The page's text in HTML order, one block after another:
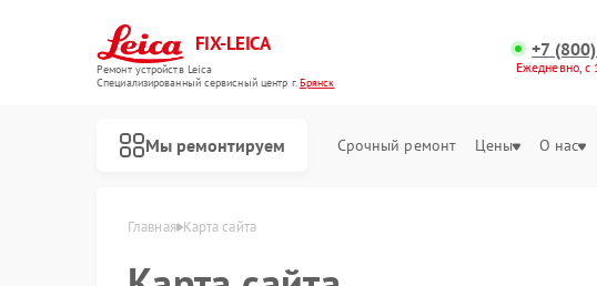
FIX-LEICA
Ремонт устройств Leica
Специализированный cервисный центр г.Брянск
+7
Ежедневно,
Мы ремонтируем Срочный ремонт Цены О нас
Главная Карта сайта